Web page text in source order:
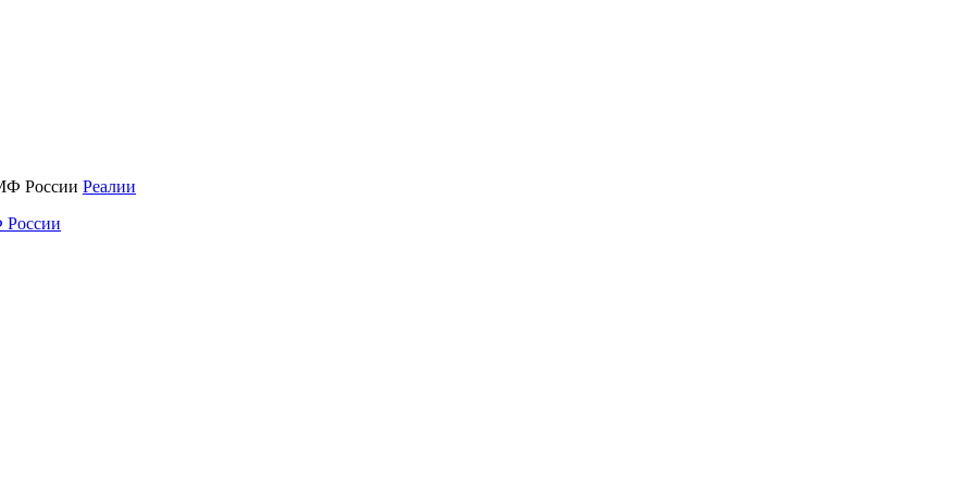
Реалии
России